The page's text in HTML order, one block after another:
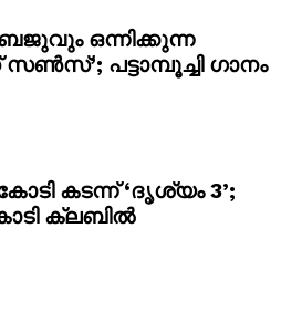
ഒന്നിക്കുന്ന
പട്ടാമ്പൂച്ചി ഗാനം
കടന്ന് ‘ദൃശ്യം 3’;
ക്ലബിൽ